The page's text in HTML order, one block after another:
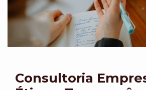
Consultoria